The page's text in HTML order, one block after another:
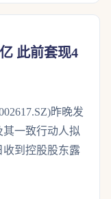
此前套现4
昨晚发
一致行动人拟
收到控股股东露